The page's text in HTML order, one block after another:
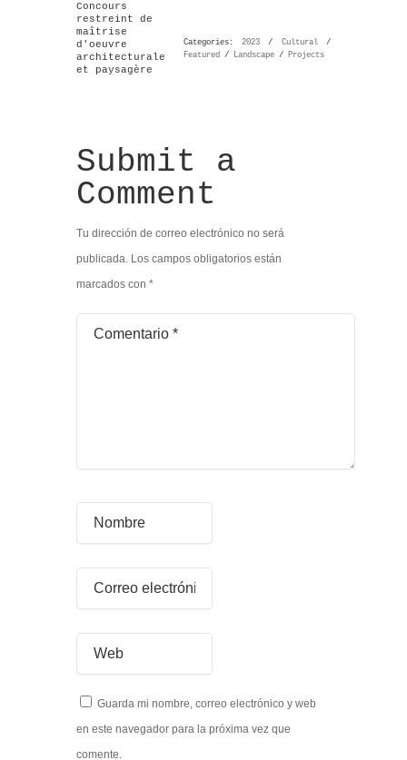
Categories: 2023/ Cultural/
Featured/ Landscape/ Projects
Concours
restreint de
maîtrise
d'oeuvre
architecturale
et paysagère
Submit a
Comment
Tu dirección de correo electrónico no será
publicada. Los campos obligatorios están
marcados con *
Guarda mi nombre, correo electrónico y web
en este navegador para la próxima vez que
comente.